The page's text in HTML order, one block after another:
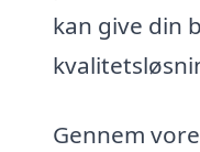
kan give din
Gennem